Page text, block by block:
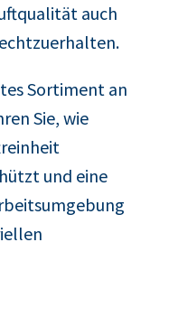
auch
Sortiment an
Sie, wie
und eine